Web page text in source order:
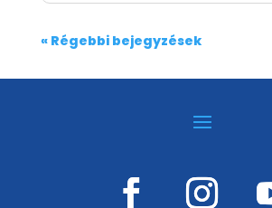
« Régebbi bejegyzések